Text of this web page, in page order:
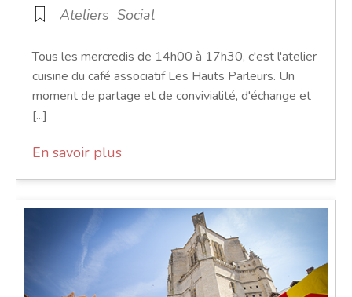
Ateliers Social
Tous les mercredis de 14h00 à 17h30, c'est l'atelier
cuisine du café associatif Les Hauts Parleurs. Un
moment de partage et de convivialité, d'échange et
[...]
En savoir plus